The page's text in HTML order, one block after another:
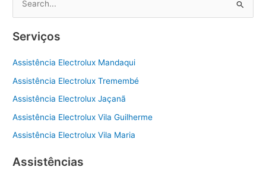
u
p
o
Serviços
Assistência Electrolux Mandaqui
Assistência Electrolux Tremembé
Assistência Electrolux Jaçanã
Assistência Electrolux Vila Guilherme
Assistência Electrolux Vila Maria
Assistências